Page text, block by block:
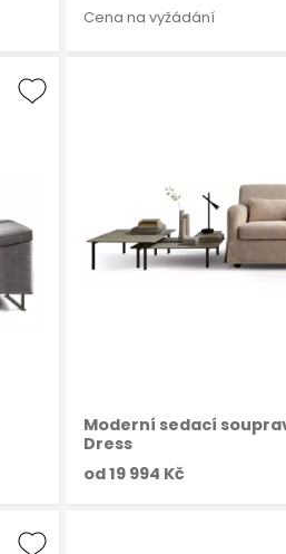
Cena na vyžádání
Moderní sedací
Dress
od19 994 Kč